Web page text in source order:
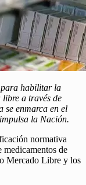
habilitar la
libre a través de
se enmarca en el
la Nación.
normativa
de
Mercado Libre y los